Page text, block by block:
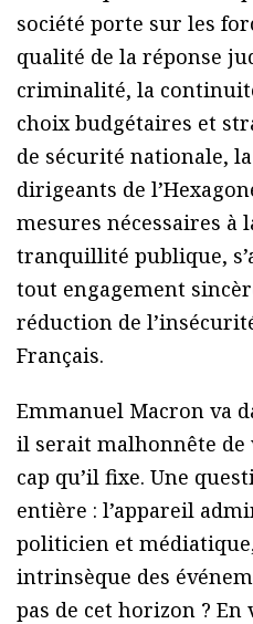
société porte sur les
qualité de la réponse
criminalité, la
choix budgétaires et
de sécurité nationale,
dirigeants de
mesures nécessaires à
tranquillité publique,
tout engagement
réduction de
Français.
Emmanuel Macron va
il serait malhonnête
cap qu’il fixe. Une
entière : l’appareil
politicien et
intrinsèque des
pas de cet horizon ?